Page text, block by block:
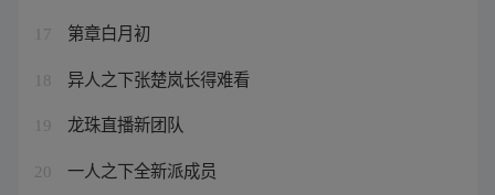
17 第章白月初
18 异人之下张楚岚长得难看
19 龙珠直播新团队
20 一人之下全新派成员